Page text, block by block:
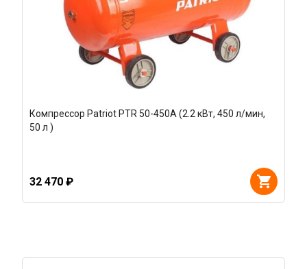
Компрессор Patriot PTR 50-450A (2.2 кВт, 450 л/мин,
50 л )
32 470 ₽